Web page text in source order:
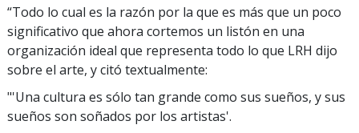
“Todo lo cual es la razón por la que es más que un poco
significativo que ahora cortemos un listón en una
organización ideal que representa todo lo que LRH dijo
sobre el arte, y citó textualmente:
"'Una cultura es sólo tan grande como sus sueños, y sus
sueños son soñados por los artistas'.